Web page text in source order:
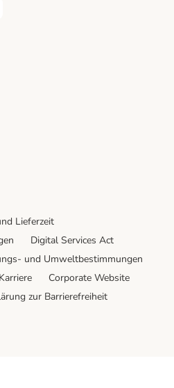
Method
Method
Lieferzeit
Digital Services Act
und Umweltbestimmungen
Karriere
Corporate Website
zur Barrierefreiheit